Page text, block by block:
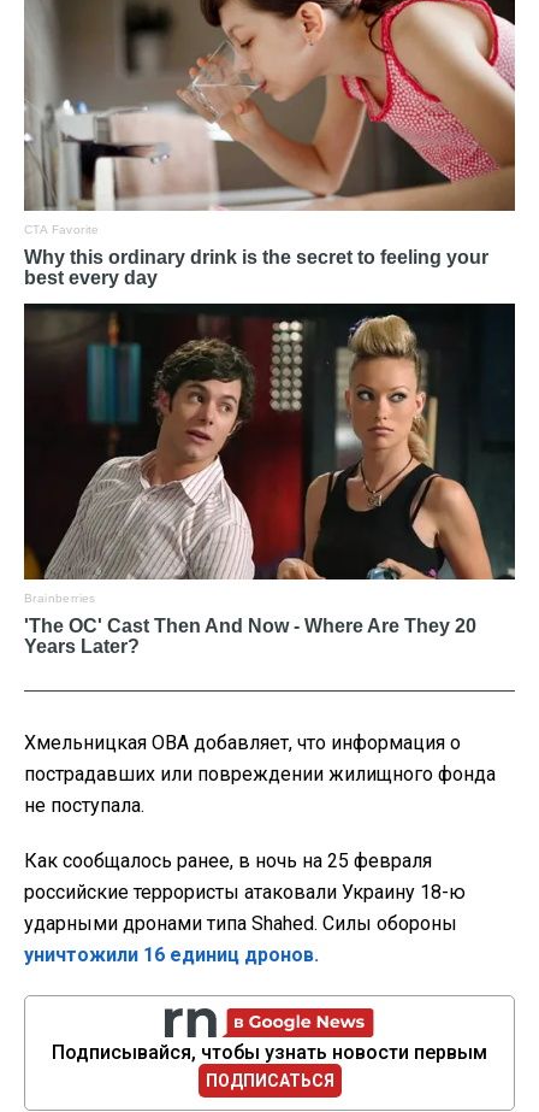
Хмельницкая ОВА добавляет, что информация о
пострадавших или повреждении жилищного фонда
не поступала.
Как сообщалось ранее, в ночь на 25 февраля
российские террористы атаковали Украину 18-ю
ударными дронами типа Shahed. Силы обороны
уничтожили 16 единиц дронов.
Подписывайся, чтобы узнать новости первым
ПОДПИСАТЬСЯ